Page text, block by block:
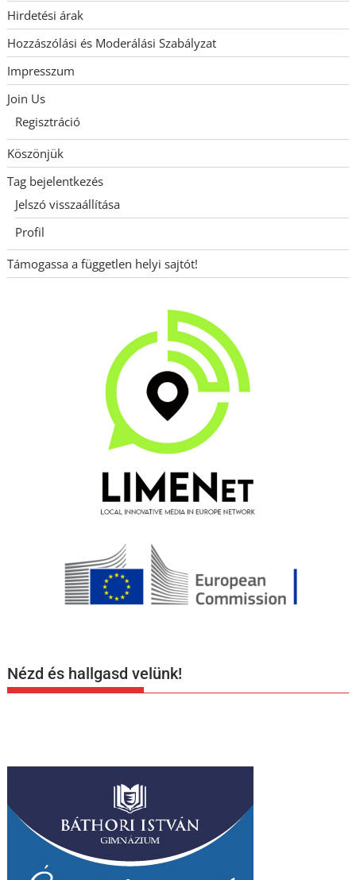
Hirdetési árak
Hozzászólási és Moderálási Szabályzat
Impresszum
Join Us
Regisztráció
Köszönjük
Tag bejelentkezés
Jelszó visszaállítása
Profil
Támogassa a független helyi sajtót!
Nézd és hallgasd velünk!